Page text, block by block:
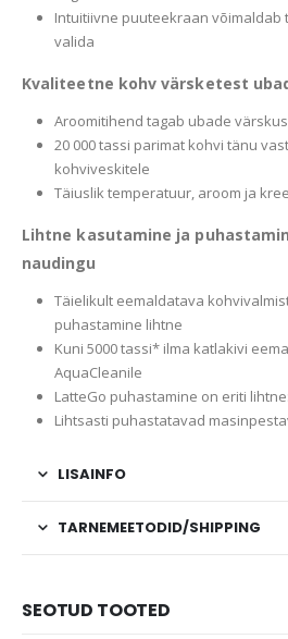
Intuitiivne puuteekraan võimaldab
valida
Kvaliteetne kohv värsketest
Aroomitihend tagab ubade
20 000 tassi parimat kohvi tänu
kohviveskitele
Täiuslik temperatuur, aroom ja
Lihtne kasutamine ja
naudingu
Täielikult eemaldatava
puhastamine lihtne
Kuni 5000 tassi* ilma katlakivi
AquaCleanile
LatteGo puhastamine on eriti
Lihtsasti puhastatavad
LISAINFO
TARNEMEETODID/SHIPPING
SEOTUD TOOTED